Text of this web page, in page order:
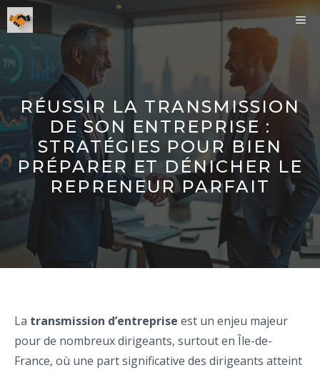
Aller
au
contenu
RÉUSSIR LA TRANSMISSION
DE SON ENTREPRISE :
STRATÉGIES POUR BIEN
PRÉPARER ET DÉNICHER LE
REPRENEUR PARFAIT
La transmission d’entreprise est un enjeu majeur
pour de nombreux dirigeants, surtout en Île-de-
France, où une part significative des dirigeants atteint